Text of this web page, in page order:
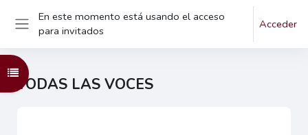
Salta al contenido principal
Panel lateral
En este momento está usando el acceso
para invitados
Acceder
TODAS LAS VOCES
Abrir índice del curso